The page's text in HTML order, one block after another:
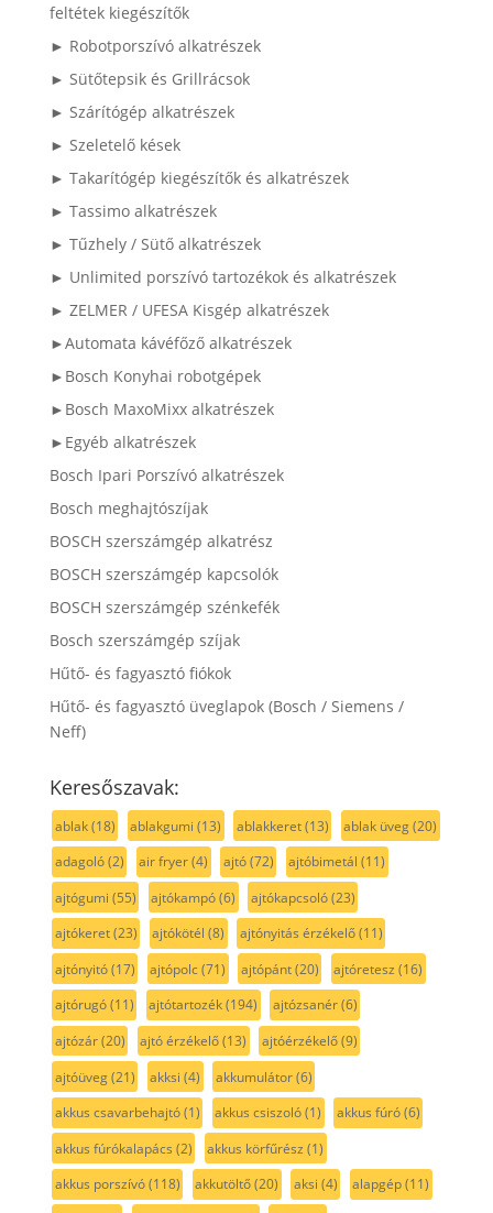
feltétek kiegészítők
► Robotporszívó alkatrészek
► Sütőtepsik és Grillrácsok
► Szárítógép alkatrészek
► Szeletelő kések
► Takarítógép kiegészítők és alkatrészek
► Tassimo alkatrészek
► Tűzhely / Sütő alkatrészek
► Unlimited porszívó tartozékok és alkatrészek
► ZELMER / UFESA Kisgép alkatrészek
►Automata kávéfőző alkatrészek
►Bosch Konyhai robotgépek
►Bosch MaxoMixx alkatrészek
►Egyéb alkatrészek
Bosch Ipari Porszívó alkatrészek
Bosch meghajtószíjak
BOSCH szerszámgép alkatrész
BOSCH szerszámgép kapcsolók
BOSCH szerszámgép szénkefék
Bosch szerszámgép szíjak
Hűtő- és fagyasztó fiókok
Hűtő- és fagyasztó üveglapok (Bosch / Siemens /
Neff)
Keresőszavak:
ablak(18) ablakgumi (13) ablakkeret(13) ablak üveg(20)
adagoló(2) air fryer(4) ajtó(72) ajtóbimetál (11)
ajtógumi (55) ajtókampó(6) ajtókapcsoló(23)
ajtókeret(23) ajtókötél (8) ajtónyitás érzékelő(11)
ajtónyitó(17) ajtópolc(71) ajtópánt(20) ajtóretesz (16)
ajtórugó(11) ajtótartozék(194) ajtózsanér(6)
ajtózár(20) ajtó érzékelő(13) ajtóérzékelő(9)
ajtóüveg(21) akksi (4) akkumulátor(6)
akkus csavarbehajtó(1) akkus csiszoló(1) akkus fúró(6)
akkus fúrókalapács (2) akkus körfűrész (1)
akkus porszívó(118) akkutöltő(20) aksi (4) alapgép(11)